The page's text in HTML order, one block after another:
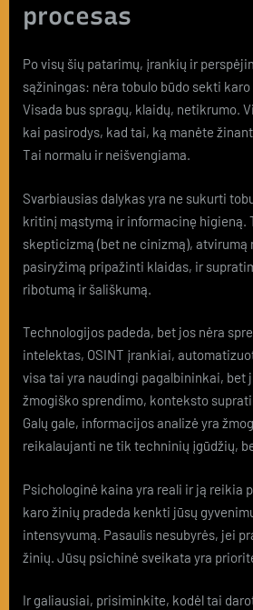
procesas
Po visų šių patarimų, įrankių ir
sąžiningas: nėra tobulo būdo sekti
Visada bus spragų, klaidų, netikrumo.
kai pasirodys, kad tai, ką manėte
Tai normalu ir neišvengiama.
Svarbiausias dalykas yra ne sukurti
kritinį mąstymą ir informacinę higieną.
skepticizmą (bet ne cinizmą), atvirumą
pasiryžimą pripažinti klaidas, ir
ribotumą ir šališkumą.
Technologijos padeda, bet jos nėra
intelektas, OSINT įrankiai,
visa tai yra naudingi pagalbininkai, bet
žmogiško sprendimo, konteksto
Galų gale, informacijos analizė yra
reikalaujanti ne tik techninių įgūdžių,
Psichologinė kaina yra reali ir ją reikia
karo žinių pradeda kenkti jūsų
intensyvumą. Pasaulis nesubyrės, jei
žinių. Jūsų psichinė sveikata yra
Ir galiausiai, prisiminkite, kodėl tai